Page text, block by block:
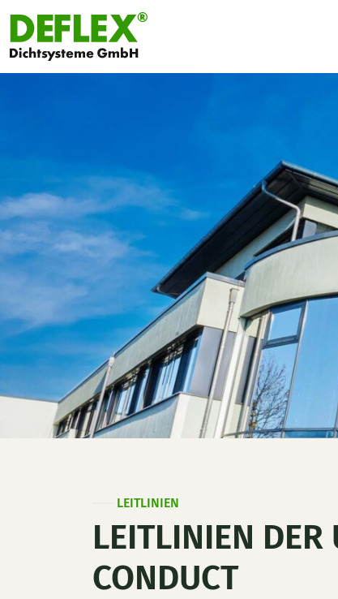
LEITLINIEN
LEITLINIEN
CONDUCT